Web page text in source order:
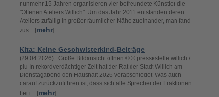
nunmehr 15 Jahren organisieren vier befreundete Künstler die
"Offenen Ateliers Willich". Um das Jahr 2011 entstanden deren
Ateliers zufällig in großer räumlicher Nähe zueinander, man fand
zus... [mehr]
Kita: Keine Geschwisterkind-Beiträge
(29.04.2026) Große Bildansicht öffnen © © pressestelle willich /
plu In rekordverdächtiger Zeit hat der Rat der Stadt Willich am
Dienstagabend den Haushalt 2026 verabschiedet. Was auch
darauf zurückzuführen ist, dass sich alle Sprecher der Fraktionen
bei i... [mehr]